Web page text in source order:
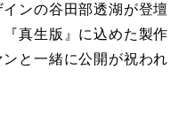
ンの谷田部透湖が登壇
真生版』に込めた製作
と一緒に公開が祝われ